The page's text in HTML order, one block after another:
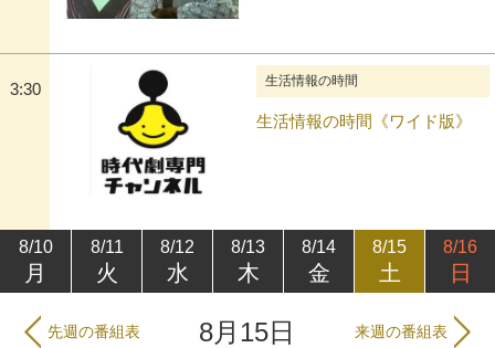
3:30 生活情報の時間
生活情報の時間《ワイド版》
8/10
月
8/11
火
8/12
水
8/13
木
8/14
金
8/15
土
8/16
日
先週の番組表 8月15日 来週の番組表